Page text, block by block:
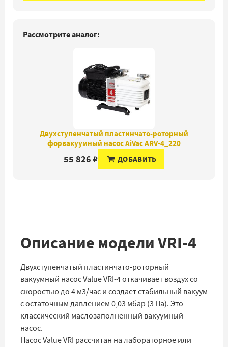
Рассмотрите аналог:
Двухступенчатый пластинчато-роторный
форвакуумный насос AiVac ARV-4_220
55 826 ₽ ДОБАВИТЬ
Описание модели VRI-4
Двухступенчатый пластинчато-роторный
вакуумный насос Value VRI-4 откачивает воздух со
скоростью до 4 м3/час и создает стабильный вакуум
с остаточным давлением 0,03 мбар (3 Па). Это
классический маслозаполненный вакуумный
насос.
Насос Value VRI рассчитан на лабораторное или